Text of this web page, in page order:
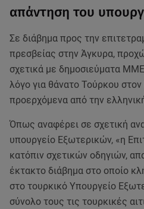
απάντηση του
Σε διάβημα προς την
πρεσβείας στην Άγκυρα,
σχετικά με δημοσιεύματα
λόγο για θάνατο Τούρκου
προερχόμενα από την
Όπως αναφέρει σε σχετική
υπουργείο Εξωτερικών, «η
κατόπιν σχετικών οδηγιών,
έκτακτο διάβημα στο οποίο
στο τουρκικό Υπουργείο
σύνολο τους τις τουρκικές